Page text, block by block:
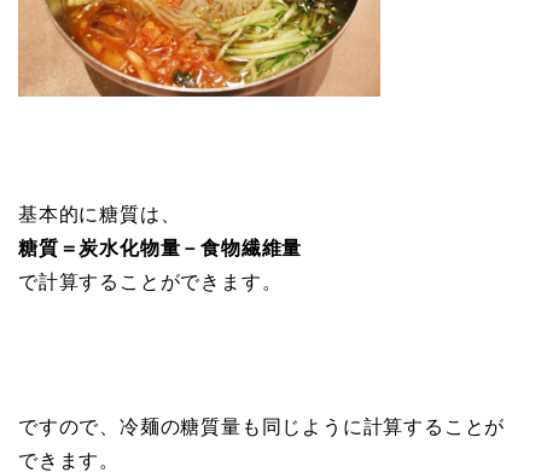
基本的に糖質は、
糖質＝炭水化物量－食物繊維量
で計算することができます。
ですので、冷麺の糖質量も同じように計算することが
できます。